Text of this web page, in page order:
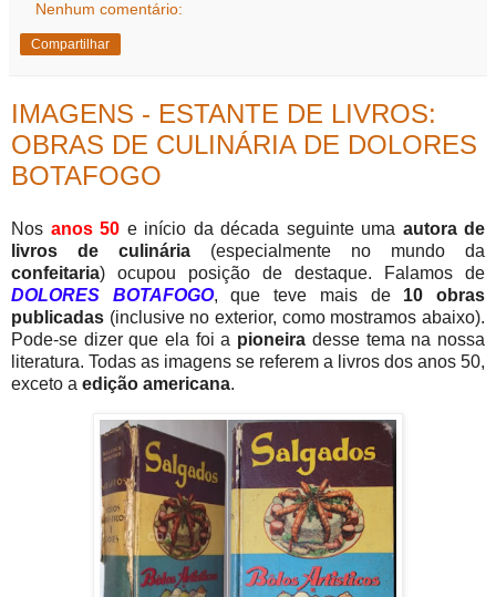
Nenhum comentário:
Compartilhar
IMAGENS - ESTANTE DE LIVROS:
OBRAS DE CULINÁRIA DE DOLORES
BOTAFOGO
Nos anos 50 e início da década seguinte uma autora de
livros de culinária (especialmente no mundo da
confeitaria) ocupou posição de destaque. Falamos de
DOLORES BOTAFOGO, que teve mais de 10 obras
publicadas (inclusive no exterior, como mostramos abaixo).
Pode-se dizer que ela foi a pioneira desse tema na nossa
literatura. Todas as imagens se referem a livros dos anos 50,
exceto a edição americana.